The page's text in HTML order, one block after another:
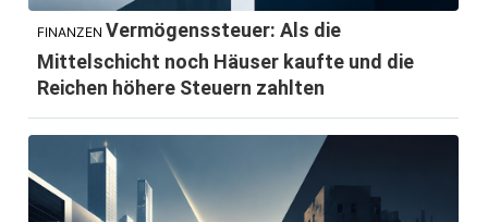
FINANZEN Vermögenssteuer: Als die
Mittelschicht noch Häuser kaufte und die
Reichen höhere Steuern zahlten